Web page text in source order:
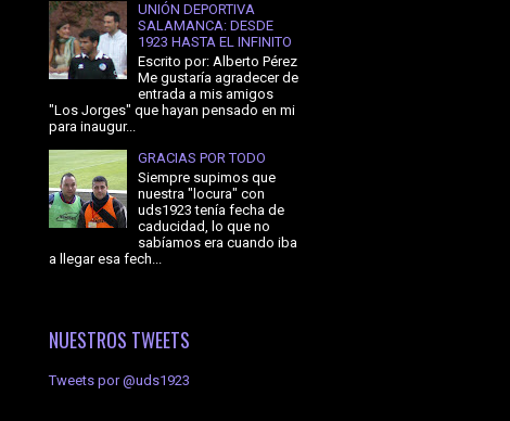
UNIÓN DEPORTIVA
SALAMANCA: DESDE
1923 HASTA EL INFINITO
Escrito por: Alberto Pérez
Me gustaría agradecer de
entrada a mis amigos
"Los Jorges" que hayan pensado en mi
para inaugur...
GRACIAS POR TODO
Siempre supimos que
nuestra "locura" con
uds1923 tenía fecha de
caducidad, lo que no
sabíamos era cuando iba
a llegar esa fech...
NUESTROS TWEETS
Tweets por @uds1923